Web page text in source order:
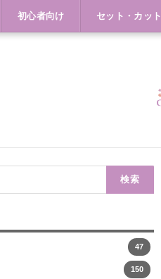
初心者向け セット・カット
47
150